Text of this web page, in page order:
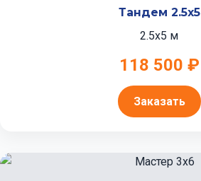
Тандем 2.5x5
2.5x5 м
118 500 ₽
Заказать